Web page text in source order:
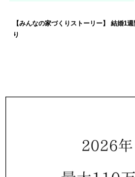
【みんなの家づくりストーリー】 結婚1
り